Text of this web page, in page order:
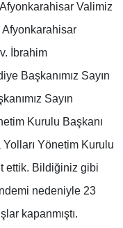
Valimiz
Afyonkarahisar
İbrahim
Başkanımız Sayın
Sayın
Kurulu Başkanı
Yönetim Kurulu
ettik. Bildiğiniz gibi
nedeniyle 23
kapanmıştı.